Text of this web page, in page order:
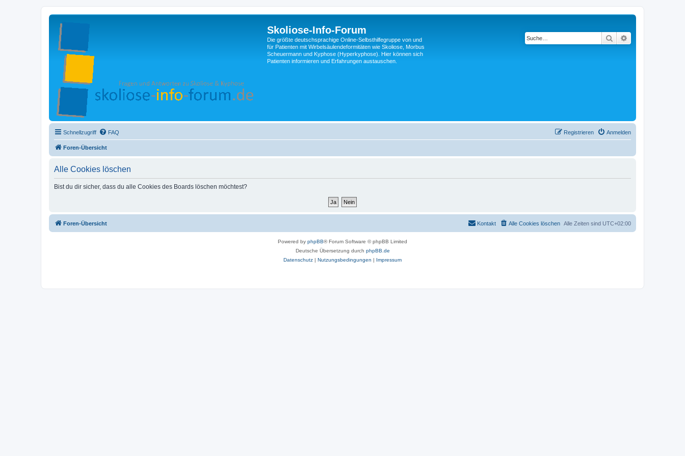
Skoliose-Info-Forum
Die größte deutschsprachige Online-Selbsthilfegruppe von und
für Patienten mit Wirbelsäulendeformitäten wie Skoliose, Morbus
Scheuermann und Kyphose (Hyperkyphose). Hier können sich
Patienten informieren und Erfahrungen austauschen.
Suche
Schnellzugriff FAQ Anmelden
Registrieren
Foren-Übersicht
Alle Cookies löschen
Bist du dir sicher, dass du alle Cookies des Boards löschen möchtest?
Foren-Übersicht Alle Zeiten sind UTC+02:00
Alle Cookies löschen
Kontakt
Powered by phpBB® Forum Software © phpBB Limited
Deutsche Übersetzung durch phpBB.de
Datenschutz | Nutzungsbedingungen | Impressum